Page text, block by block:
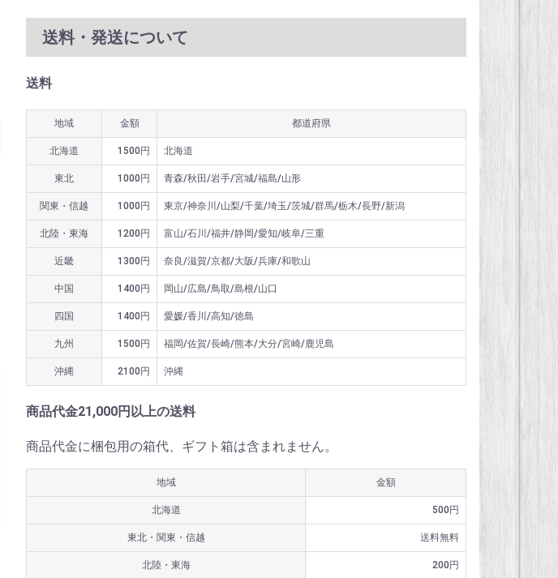
送料・発送について
送料
地域 金額 都道府県
北海道 1500円 北海道
東北 1000円 青森/秋田/岩手/宮城/福島/山形
関東・信越 1000円 東京/神奈川/山梨/千葉/埼玉/茨城/群馬/栃木/長野/新潟
北陸・東海 1200円 富山/石川/福井/静岡/愛知/岐阜/三重
近畿 1300円 奈良/滋賀/京都/大阪/兵庫/和歌山
中国 1400円 岡山/広島/鳥取/島根/山口
四国 1400円 愛媛/香川/高知/徳島
九州 1500円 福岡/佐賀/長崎/熊本/大分/宮崎/鹿児島
沖縄 2100円 沖縄
商品代金21,000円以上の送料
商品代金に梱包用の箱代、ギフト箱は含まれません。
地域 金額
北海道 500円
東北・関東・信越 送料無料
北陸・東海 200円